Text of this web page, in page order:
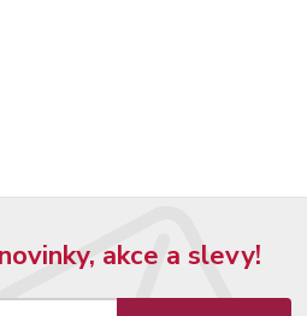
akce a slevy!